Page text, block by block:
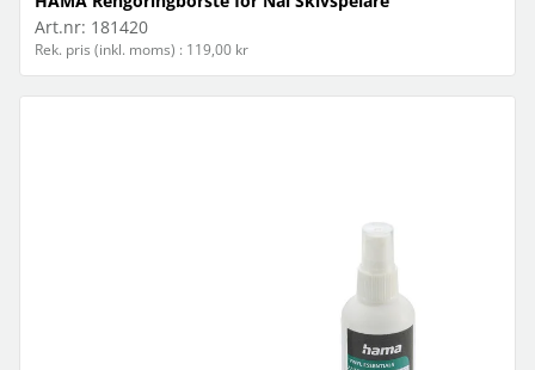
Art.nr: 181420
Rek. pris (inkl. moms) : 119,00 kr